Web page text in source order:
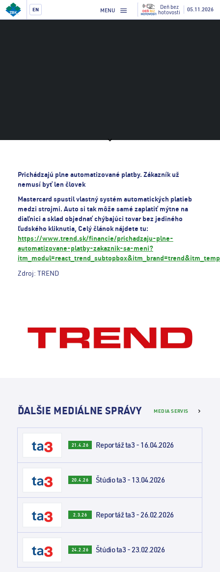
EN MENU
Deň bez
hotovosti 05.11.2026
Prichádzajú plne automatizované platby. Zákazník už
nemusí byť len človek
Mastercard spustil vlastný systém automatických platieb
medzi strojmi. Auto si tak môže samé zaplatiť mýtne na
diaľnici a sklad objednať chýbajúci tovar bez jediného
ľudského kliknutia, Celý článok nájdete tu:
https://www.trend.sk/financie/prichadzaju-plne-
automatizovane-platby-zakaznik-sa-meni?
Zdroj: TREND
ĎALŠIE MEDIÁLNE SPRÁVY MEDIA SERVIS
21.4.26 Reportáž ta3 - 16.04.2026
20.4.26 Štúdio ta3 - 13.04.2026
2.3.26 Reportáž ta3 - 26.02.2026
24.2.26 Štúdio ta3 - 23.02.2026